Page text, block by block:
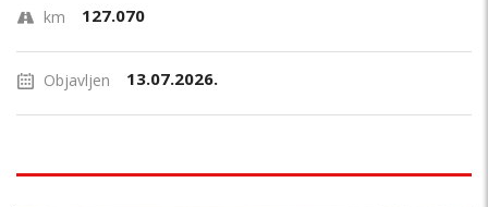
km 127.070
Objavljen 13.07.2026.